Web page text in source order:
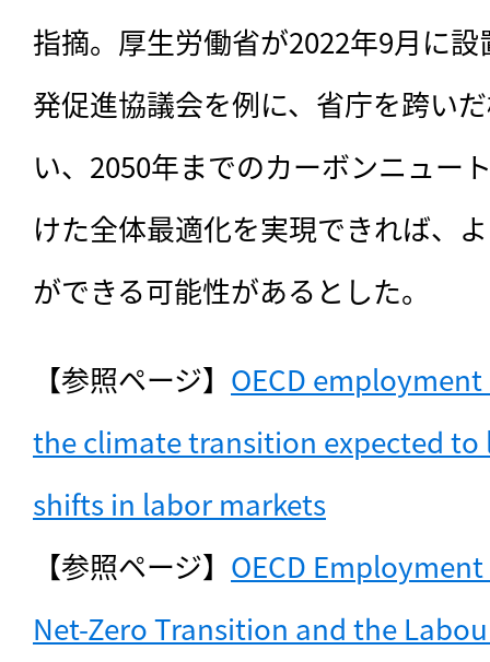
指摘。厚生労働省が2022年9月に
発促進協議会を例に、省庁を跨い
い、2050年までのカーボンニュー
けた全体最適化を実現できれば、
ができる可能性があるとした。
【参照ページ】 OECD
the climate transition expected
shifts in labor markets
【参照ページ】 OECD
Net-Zero Transition and the